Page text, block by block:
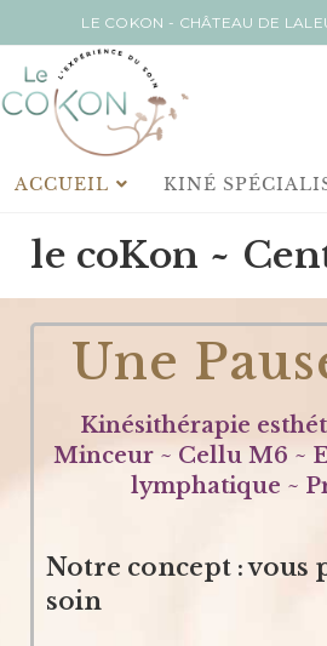
LE COKON - CHÂTEAU DE
ACCUEIL KINÉ
le coKon ~
Une
Kinésithérapie
Minceur ~ Cellu M6 ~
lymphatique ~
Notre concept :
soin